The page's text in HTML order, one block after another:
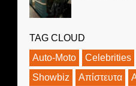
TAG CLOUD
Auto-Moto
Celebrities
Showbiz
Απίστευτα